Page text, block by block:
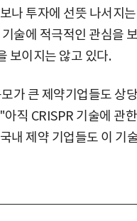
나 투자에 선뜻 나서지
술에 적극적인 관심을
보이지는 않고 있다.
가 큰 제약기업들도 상
직 CRISPR 기술에 관
내 제약 기업들도 이 기